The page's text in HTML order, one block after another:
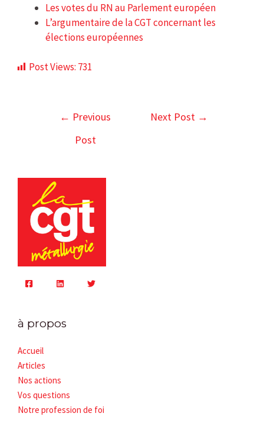
Les votes du RN au Parlement européen
L’argumentaire de la CGT concernant les
élections européennes
Post Views: 731
← Previous
Post
Next Post →
à propos
Accueil
Articles
Nos actions
Vos questions
Notre profession de foi